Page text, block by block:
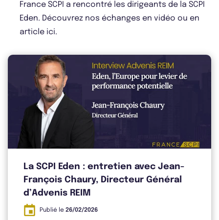
Bulletin 2025 T2
Bulletin 2025 T1
Rapport Annuel 2024
France SCPI a rencontré les dirigeants de la SCPI
Eden. Découvrez nos échanges en vidéo ou en
article ici.
La SCPI Eden : entretien avec Jean-
François Chaury, Directeur Général
d’Advenis REIM
Publié le 26/02/2026